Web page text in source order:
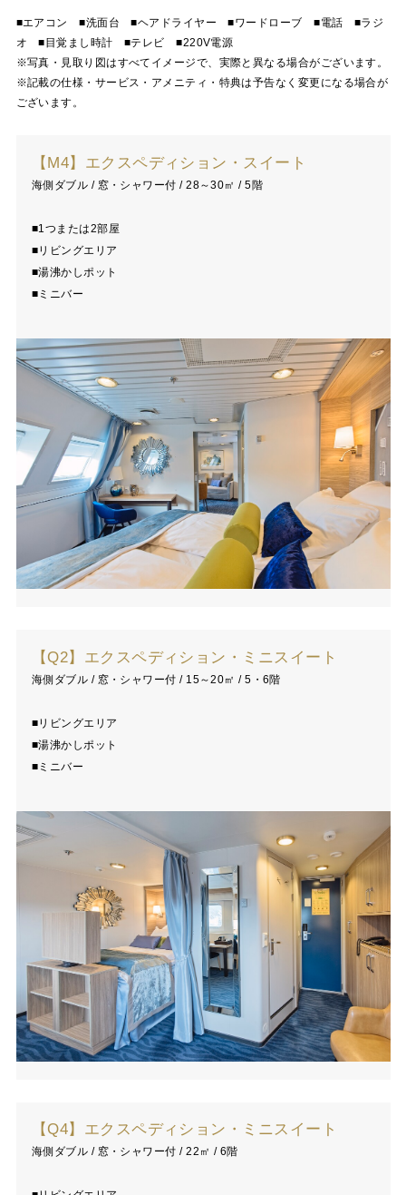
■エアコン ■洗面台 ■ヘアドライヤー ■ワードローブ ■電話 ■ラジ
オ ■目覚まし時計 ■テレビ ■220V電源
※写真・見取り図はすべてイメージで、実際と異なる場合がございます。
※記載の仕様・サービス・アメニティ・特典は予告なく変更になる場合が
ございます。
【M4】エクスペディション・スイート
海側ダブル / 窓・シャワー付 / 28～30㎡ / 5階
■1つまたは2部屋
■リビングエリア
■湯沸かしポット
■ミニバー
【Q2】エクスペディション・ミニスイート
海側ダブル / 窓・シャワー付 / 15～20㎡ / 5・6階
■リビングエリア
■湯沸かしポット
■ミニバー
【Q4】エクスペディション・ミニスイート
海側ダブル / 窓・シャワー付 / 22㎡ / 6階